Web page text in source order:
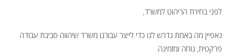
לפני בחירת הריהוט למשרד,
נאפיין מה באמת נדרש לנו כדי לייצר עבורנו משרד שיהווה סביבת עבודה
פרקטית, נוחה ומזמינה.